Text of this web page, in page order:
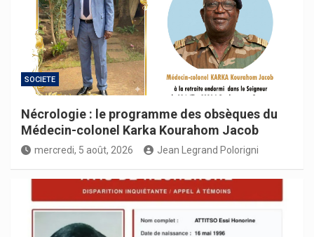
SOCIETE
Nécrologie : le programme des obsèques du
Médecin-colonel Karka Kourahom Jacob
mercredi, 5 août, 2026 Jean Legrand Polorigni